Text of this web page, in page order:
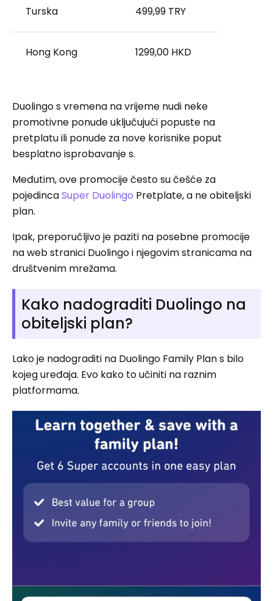
Turska 499,99 TRY
Hong Kong 1299,00 HKD
Duolingo s vremena na vrijeme nudi neke
promotivne ponude uključujući popuste na
pretplatu ili ponude za nove korisnike poput
besplatno isprobavanje s.
Međutim, ove promocije često su češće za
pojedincaSuper Duolingo Pretplate, a ne obiteljski
plan.
Ipak, preporučljivo je paziti na posebne promocije
na web stranici Duolingo i njegovim stranicama na
društvenim mrežama.
Kako nadograditi Duolingo na
obiteljski plan?
Lako je nadograditi na Duolingo Family Plan s bilo
kojeg uređaja. Evo kako to učiniti na raznim
platformama.